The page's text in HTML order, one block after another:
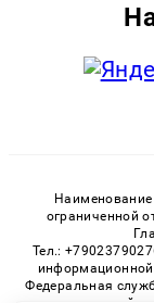
ограниченной
Тел.:
информационной
Федеральная